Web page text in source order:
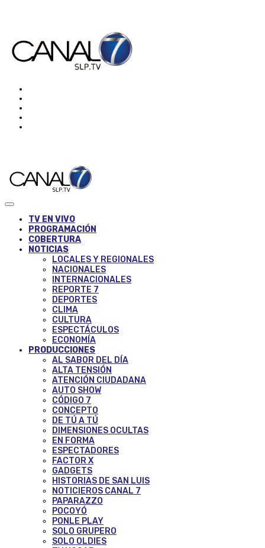
TV EN VIVO
PROGRAMACIÓN
COBERTURA
NOTICIAS
LOCALES Y REGIONALES
NACIONALES
INTERNACIONALES
REPORTE 7
DEPORTES
CLIMA
CULTURA
ESPECTÁCULOS
ECONOMÍA
PRODUCCIONES
AL SABOR DEL DÍA
ALTA TENSIÓN
ATENCIÓN CIUDADANA
AUTO SHOW
CÓDIGO 7
CONCEPTO
DE TÚ A TÚ
DIMENSIONES OCULTAS
EN FORMA
ESPECTADORES
FACTOR X
GADGETS
HISTORIAS DE SAN LUIS
NOTICIEROS CANAL 7
PAPARAZZO
POCOYÓ
PONLE PLAY
SOLO GRUPERO
SOLO OLDIES